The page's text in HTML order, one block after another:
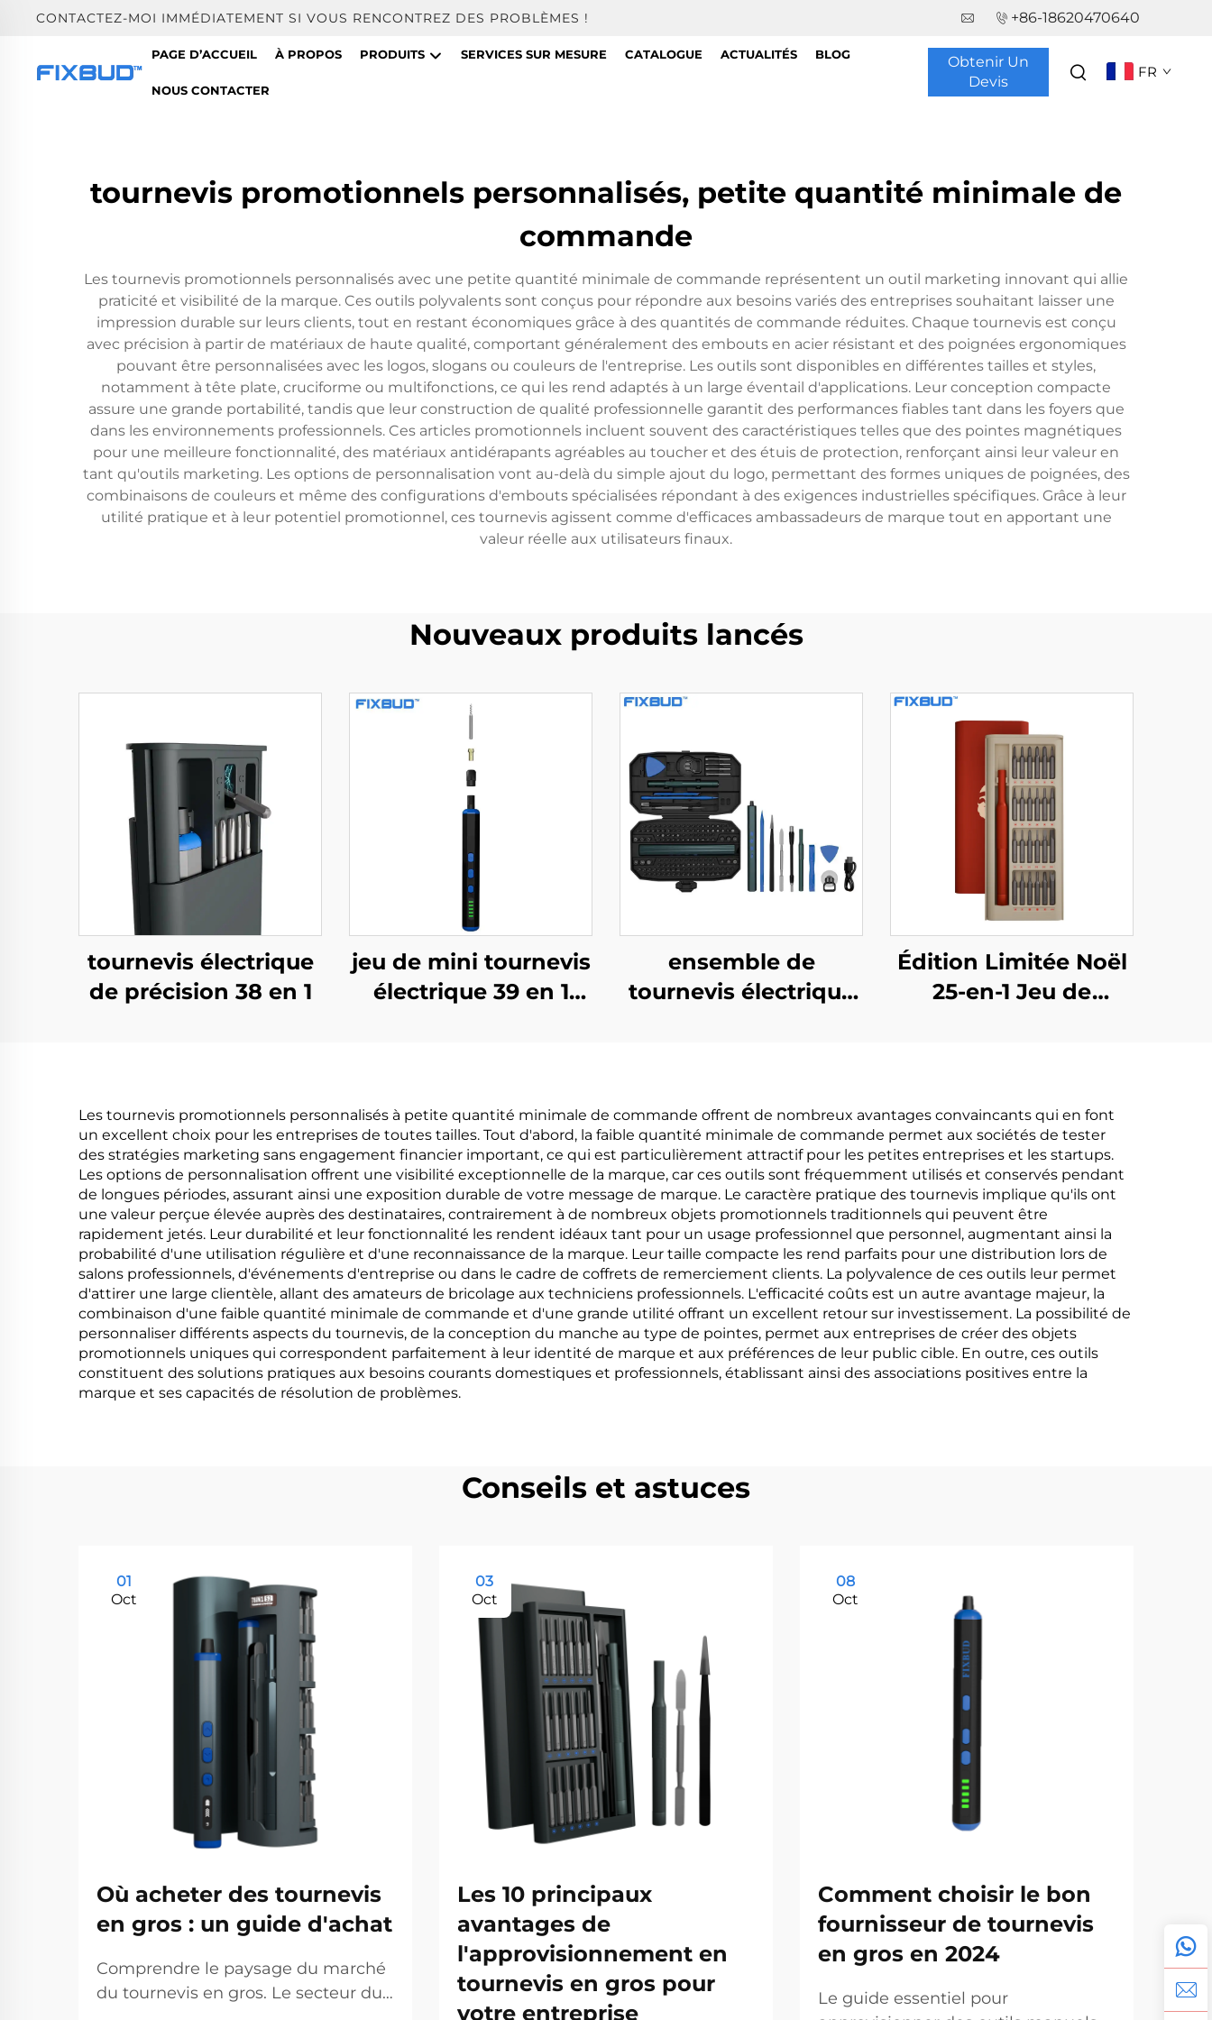
CONTACTEZ-MOI IMMÉDIATEMENT SI VOUS RENCONTREZ DES PROBLÈMES ! +86-18620470640
PAGE D’ACCUEIL À PROPOS PRODUITS SERVICES SUR MESURE CATALOGUE ACTUALITÉS BLOG
NOUS CONTACTER
Obtenir Un
Devis
FR
tournevis promotionnels personnalisés, petite quantité minimale de
commande
Les tournevis promotionnels personnalisés avec une petite quantité minimale de commande représentent un outil marketing innovant qui allie
praticité et visibilité de la marque. Ces outils polyvalents sont conçus pour répondre aux besoins variés des entreprises souhaitant laisser une
impression durable sur leurs clients, tout en restant économiques grâce à des quantités de commande réduites. Chaque tournevis est conçu
avec précision à partir de matériaux de haute qualité, comportant généralement des embouts en acier résistant et des poignées ergonomiques
pouvant être personnalisées avec les logos, slogans ou couleurs de l'entreprise. Les outils sont disponibles en différentes tailles et styles,
notamment à tête plate, cruciforme ou multifonctions, ce qui les rend adaptés à un large éventail d'applications. Leur conception compacte
assure une grande portabilité, tandis que leur construction de qualité professionnelle garantit des performances fiables tant dans les foyers que
dans les environnements professionnels. Ces articles promotionnels incluent souvent des caractéristiques telles que des pointes magnétiques
pour une meilleure fonctionnalité, des matériaux antidérapants agréables au toucher et des étuis de protection, renforçant ainsi leur valeur en
tant qu'outils marketing. Les options de personnalisation vont au-delà du simple ajout du logo, permettant des formes uniques de poignées, des
combinaisons de couleurs et même des configurations d'embouts spécialisées répondant à des exigences industrielles spécifiques. Grâce à leur
utilité pratique et à leur potentiel promotionnel, ces tournevis agissent comme d'efficaces ambassadeurs de marque tout en apportant une
valeur réelle aux utilisateurs finaux.
Nouveaux produits lancés
tournevis électrique
de précision 38 en 1
jeu de mini tournevis
électrique 39 en 1
ensemble de
tournevis électrique
Édition Limitée Noël
25-en-1 Jeu de
Les tournevis promotionnels personnalisés à petite quantité minimale de commande offrent de nombreux avantages convaincants qui en font
un excellent choix pour les entreprises de toutes tailles. Tout d'abord, la faible quantité minimale de commande permet aux sociétés de tester
des stratégies marketing sans engagement financier important, ce qui est particulièrement attractif pour les petites entreprises et les startups.
Les options de personnalisation offrent une visibilité exceptionnelle de la marque, car ces outils sont fréquemment utilisés et conservés pendant
de longues périodes, assurant ainsi une exposition durable de votre message de marque. Le caractère pratique des tournevis implique qu'ils ont
une valeur perçue élevée auprès des destinataires, contrairement à de nombreux objets promotionnels traditionnels qui peuvent être
rapidement jetés. Leur durabilité et leur fonctionnalité les rendent idéaux tant pour un usage professionnel que personnel, augmentant ainsi la
probabilité d'une utilisation régulière et d'une reconnaissance de la marque. Leur taille compacte les rend parfaits pour une distribution lors de
salons professionnels, d'événements d'entreprise ou dans le cadre de coffrets de remerciement clients. La polyvalence de ces outils leur permet
d'attirer une large clientèle, allant des amateurs de bricolage aux techniciens professionnels. L'efficacité coûts est un autre avantage majeur, la
combinaison d'une faible quantité minimale de commande et d'une grande utilité offrant un excellent retour sur investissement. La possibilité de
personnaliser différents aspects du tournevis, de la conception du manche au type de pointes, permet aux entreprises de créer des objets
promotionnels uniques qui correspondent parfaitement à leur identité de marque et aux préférences de leur public cible. En outre, ces outils
constituent des solutions pratiques aux besoins courants domestiques et professionnels, établissant ainsi des associations positives entre la
marque et ses capacités de résolution de problèmes.
Conseils et astuces
01
Oct
Où acheter des tournevis
en gros : un guide d'achat
Comprendre le paysage du marché
du tournevis en gros. Le secteur du
03
Oct
Les 10 principaux
avantages de
l'approvisionnement en
tournevis en gros pour
votre entreprise
08
Oct
Comment choisir le bon
fournisseur de tournevis
en gros en 2024
Le guide essentiel pour